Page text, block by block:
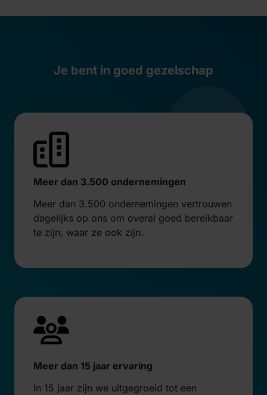
Je bent in goed gezelschap
Meer dan 3.500 ondernemingen
Meer dan 3.500 ondernemingen vertrouwen
dagelijks op ons om overal goed bereikbaar
te zijn, waar ze ook zijn.
Meer dan 15 jaar ervaring
In 15 jaar zijn we uitgegroeid tot een